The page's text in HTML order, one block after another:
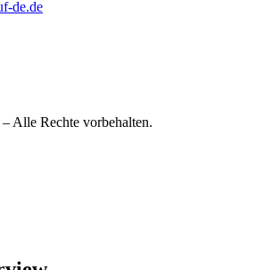
de.de
Alle Rechte vorbehalten.